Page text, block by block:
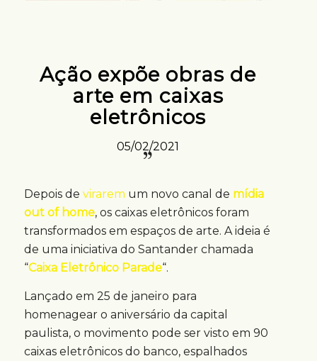
Ação expõe obras de
arte em caixas
eletrônicos
05/02/2021
Depois de virarem um novo canal de mídia
out of home, os caixas eletrônicos foram
transformados em espaços de arte. A ideia é
de uma iniciativa do Santander chamada
“Caixa Eletrônico Parade“.
Lançado em 25 de janeiro para
homenagear o aniversário da capital
paulista, o movimento pode ser visto em 90
caixas eletrônicos do banco, espalhados